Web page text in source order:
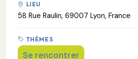
LIEU
58 Rue Raulin, 69007 Lyon, France
THÈMES
Se rencontrer